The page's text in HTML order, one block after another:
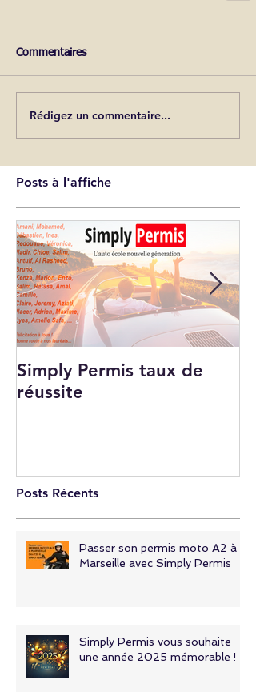
Commentaires
Rédigez un commentaire...
Posts à l'affiche
Simply Permis taux de
réussite
Posts Récents
Passer son permis moto A2 à
Marseille avec Simply Permis
Simply Permis vous souhaite
une année 2025 mémorable !